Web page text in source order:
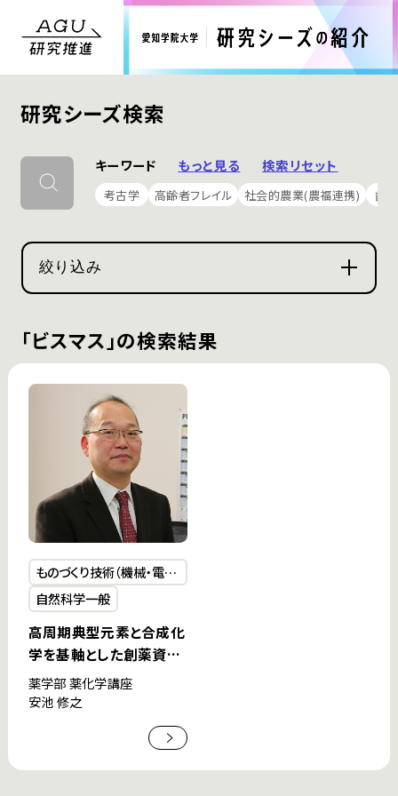
研究シーズ検索
キーワード もっと見る 検索リセット
考古学 高齢者フレイル 社会的農業(農福連携) 歯
絞り込み
「ビスマス」の検索結果
ものづくり技術（機械・電気
電子・化学工学）
自然科学一般
高周期典型元素と合成化
学を基軸とした創薬資源
の創製
薬学部 薬化学講座
安池 修之